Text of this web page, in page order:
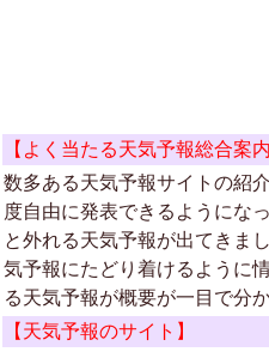
【よく当たる天気予報総合案
数多ある天気予報サイトの紹
度自由に発表できるようにな
と外れる天気予報が出てきま
気予報にたどり着けるように
る天気予報が概要が一目で分か
【天気予報のサイト】